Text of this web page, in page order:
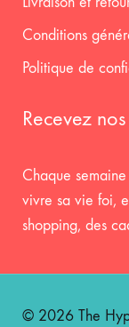
Conditions
Politique de
Recevez
Chaque
vivre sa vie foi,
shopping, des
© 2026 The